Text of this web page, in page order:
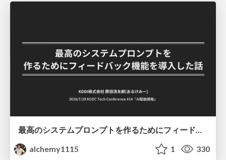
最高のシステムプロンプトを作るためにフィードバック機能を導入した話
alchemy1115
1 330